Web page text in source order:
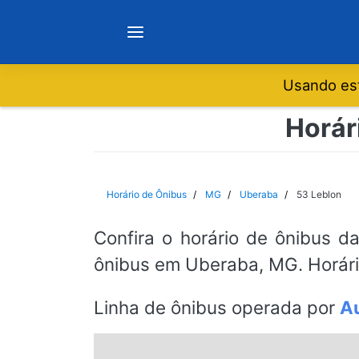
Notícias
São Paulo
Rio de Janeiro
Usando
Horário de Ônibus MG Uberaba 53 Leblon
Confira o horário de ônibus
ônibus em Uberaba, MG.
Linha de ônibus operada por